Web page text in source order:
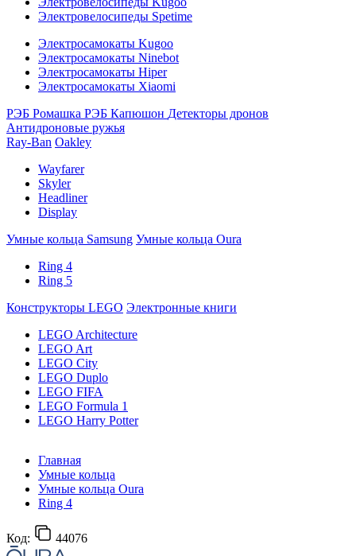
Электровелосипеды Spetime
Электросамокаты Kugoo
Электросамокаты Ninebot
Электросамокаты Hiper
Электросамокаты Xiaomi
РЭБ Ромашка РЭБ Капюшон Детекторы дронов
Антидроновые ружья
Ray-Ban Oakley
Wayfarer
Skyler
Headliner
Display
Умные кольца Samsung Умные кольца Oura
Ring 4
Ring 5
Конструкторы LEGO Электронные книги
LEGO Architecture
LEGO Art
LEGO City
LEGO Duplo
LEGO FIFA
LEGO Formula 1
LEGO Harry Potter
Главная
Умные кольца
Умные кольца Oura
Ring 4
Код: 44076